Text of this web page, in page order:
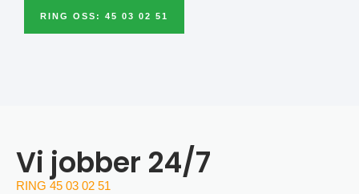
RING OSS: 45 03 02 51
Vi jobber 24/7
RING 45 03 02 51